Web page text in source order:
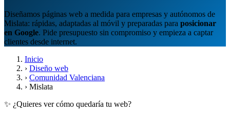
Diseñamos páginas web a medida para empresas y autónomos de
Mislata: rápidas, adaptadas al móvil y preparadas para posicionar
en Google. Pide presupuesto sin compromiso y empieza a captar
clientes desde internet.
Inicio
› Diseño web
› Comunidad Valenciana
› Mislata
✨ ¿Quieres ver cómo quedaría tu web?